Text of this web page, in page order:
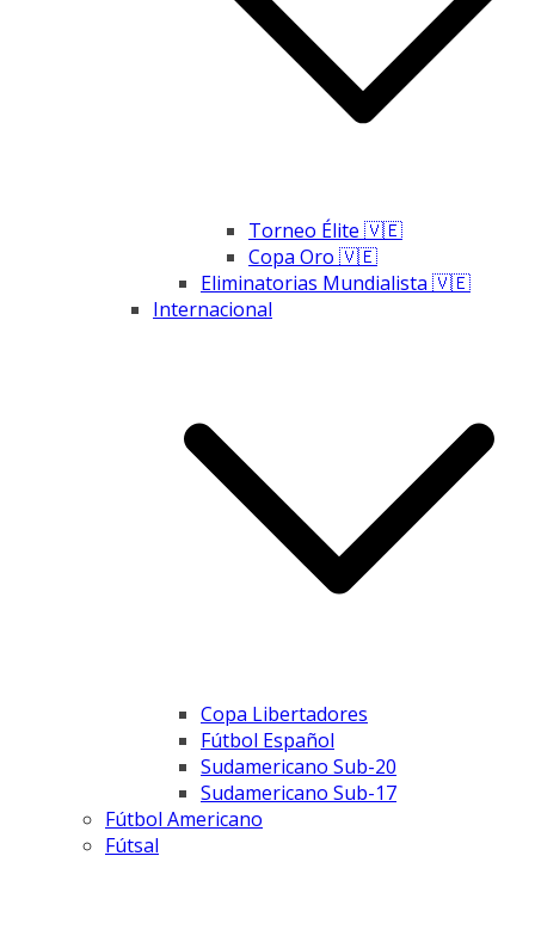
Torneo Élite 🇻🇪
Copa Oro 🇻🇪
Eliminatorias Mundialista 🇻🇪
Internacional
Copa Libertadores
Fútbol Español
Sudamericano Sub-20
Sudamericano Sub-17
Fútbol Americano
Fútsal